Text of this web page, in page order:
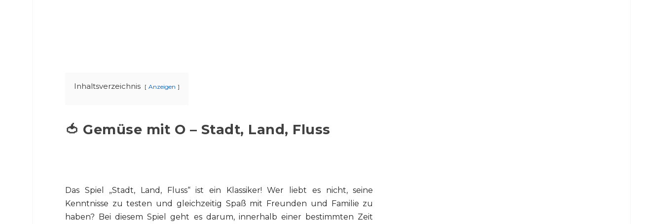
Inhaltsverzeichnis Anzeigen
🍅 Gemüse mit O – Stadt, Land, Fluss
Das Spiel „Stadt, Land, Fluss“ ist ein Klassiker! Wer liebt es nicht, seine
Kenntnisse zu testen und gleichzeitig Spaß mit Freunden und Familie zu
haben? Bei diesem Spiel geht es darum, innerhalb einer bestimmten Zeit